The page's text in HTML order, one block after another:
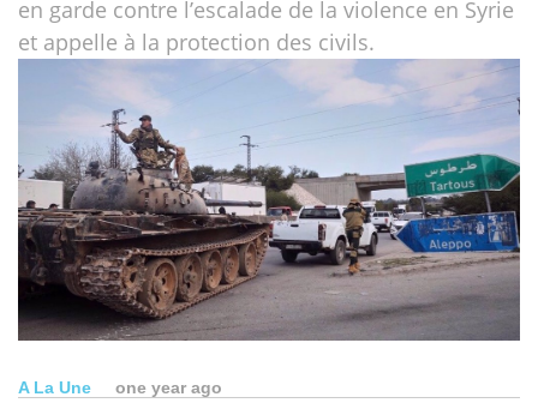
en garde contre l’escalade de la violence en Syrie
et appelle à la protection des civils.
A La Une one year ago